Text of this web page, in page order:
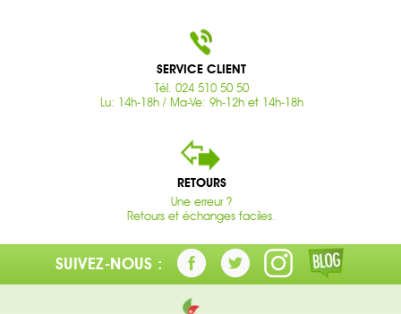
SERVICE CLIENT
Tél. 024 510 50 50
Lu: 14h-18h / Ma-Ve: 9h-12h et 14h-18h
RETOURS
Une erreur ?
Retours et échanges faciles.
SUIVEZ-NOUS :